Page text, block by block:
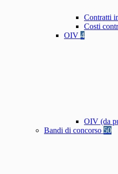
Contratti
Costi
OIV 4
OIV (da
Bandi di concorso 50